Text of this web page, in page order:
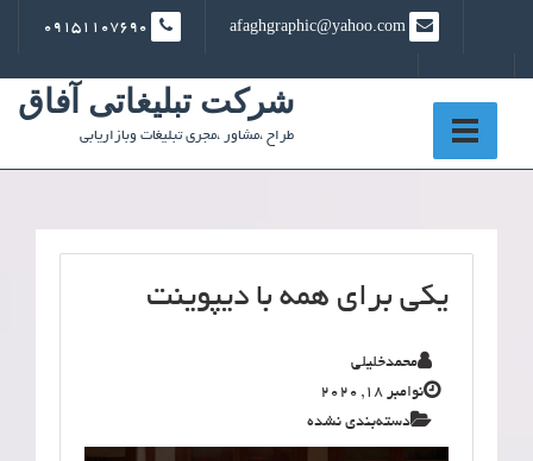
content
شرکت تبلیغاتی آفاق
طراح ،مشاور ،مجری تبلیغات وبازاریابی
یکی برای همه با دیپوینت
محمدخلیلی
نوامبر 18, 2020
دسته‌بندی نشده